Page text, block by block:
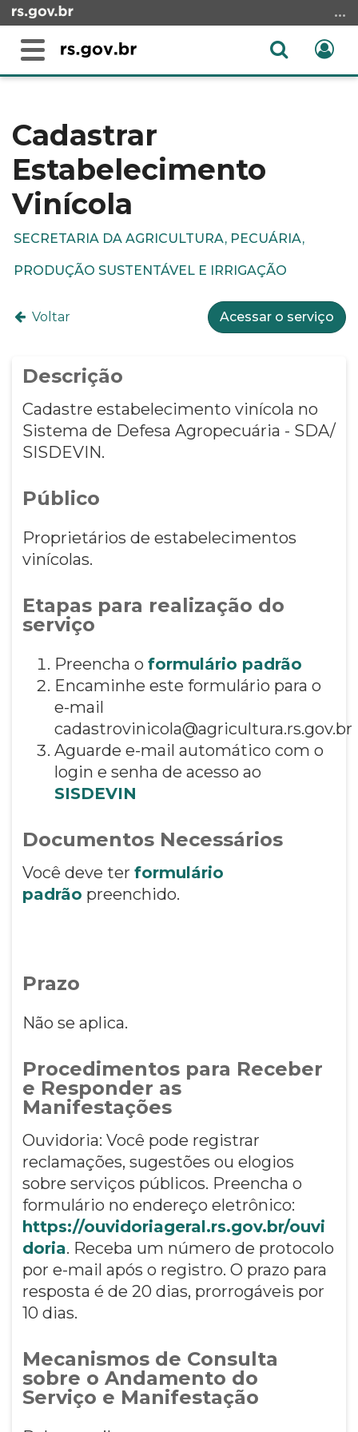
para
conteúdo
menu
para
busca
Alterna
Abrir
conteúdo
Cadastrar
Estabelecimento
Vinícola
SECRETARIA DA AGRICULTURA, PECUÁRIA,
PRODUÇÃO SUSTENTÁVEL E IRRIGAÇÃO
Voltar Acessar o serviço
Descrição
Cadastre estabelecimento vinícola no
Sistema de Defesa Agropecuária - SDA/
SISDEVIN.
Público
Proprietários de estabelecimentos
vinícolas.
Etapas para realização do
serviço
Preencha o formulário padrão
Encaminhe este formulário para o
e-mail
cadastrovinicola@agricultura.rs.gov.br
Aguarde e-mail automático com o
login e senha de acesso ao
SISDEVIN
Documentos Necessários
Você deve ter formulário
padrão preenchido.
Prazo
Não se aplica.
Procedimentos para Receber
e Responder as
Manifestações
Ouvidoria: Você pode registrar
reclamações, sugestões ou elogios
sobre serviços públicos. Preencha o
formulário no endereço eletrônico:
https://ouvidoriageral.rs.gov.br/ouvi
doria. Receba um número de protocolo
por e-mail após o registro. O prazo para
resposta é de 20 dias, prorrogáveis por
10 dias.
Mecanismos de Consulta
sobre o Andamento do
Serviço e Manifestação